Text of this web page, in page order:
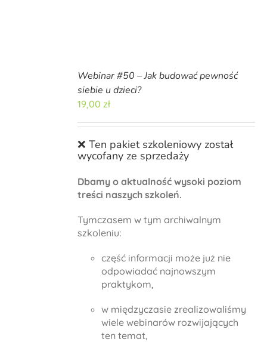
Webinar #50 – Jak budować pewność
siebie u dzieci?
19,00 zł
❌ Ten pakiet szkoleniowy został
wycofany ze sprzedaży
Dbamy o aktualność wysoki poziom
treści naszych szkoleń.
Tymczasem w tym archiwalnym
szkoleniu:
część informacji może już nie
odpowiadać najnowszym
praktykom,
w międzyczasie zrealizowaliśmy
wiele webinarów rozwijających
ten temat,